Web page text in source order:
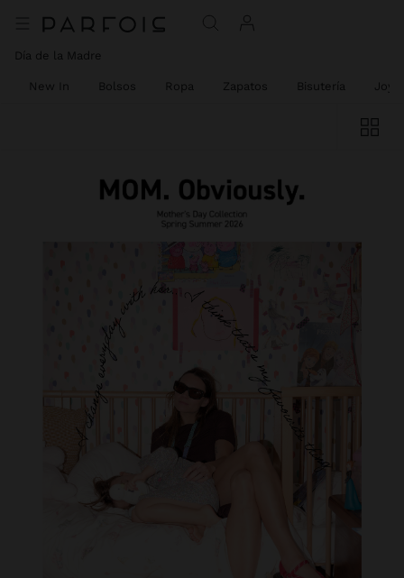
Día de la Madre
New In Bolsos Ropa Zapatos Bisutería